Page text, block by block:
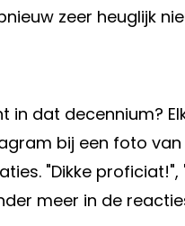
zeer heuglijk
in dat decennium?
bij een foto
"Dikke
meer in de